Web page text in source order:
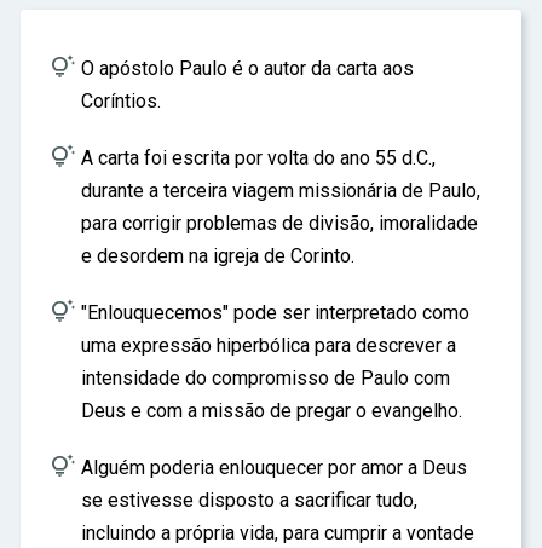
 O apóstolo Paulo é o autor da carta aos
Coríntios.
 A carta foi escrita por volta do ano 55 d.C.,
durante a terceira viagem missionária de Paulo,
para corrigir problemas de divisão, imoralidade
e desordem na igreja de Corinto.
 "Enlouquecemos" pode ser interpretado como
uma expressão hiperbólica para descrever a
intensidade do compromisso de Paulo com
Deus e com a missão de pregar o evangelho.
 Alguém poderia enlouquecer por amor a Deus
se estivesse disposto a sacrificar tudo,
incluindo a própria vida, para cumprir a vontade